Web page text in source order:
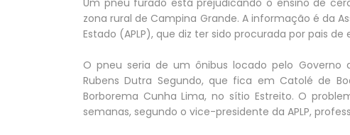
Um pneu furado está prejudicando o ensino de
zona rural de Campina Grande. A informação é da
Estado (APLP), que diz ter sido procurada por pais
O pneu seria de um ônibus locado pelo
Rubens Dutra Segundo, que fica em Catolé de
Borborema Cunha Lima, no sítio Estreito. O
semanas, segundo o vice-presidente da APLP,